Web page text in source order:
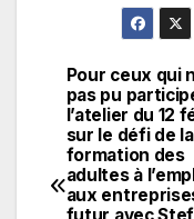
de
l’article
Pour ceux qui
pas pu
l’atelier du 12
sur le défi de la
formation des
adultes à
aux